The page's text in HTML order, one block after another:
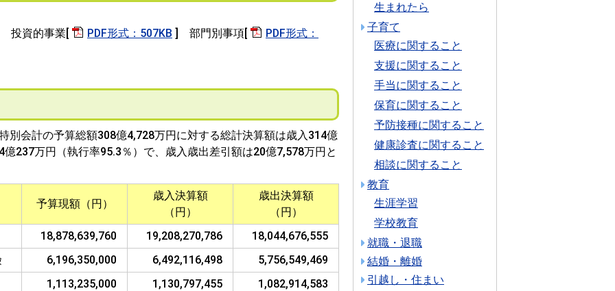
資的事業[ PDF形式：507KB ] 部門別事項[ PDF形式：
会計の予算総額308億4,728万円に対する総計決算額は歳入314億
237万円（執行率95.3％）で、歳入歳出差引額は20億7,578万円と
予算現額（円）
歳入決算額
（円）
歳出決算額
（円）
18,878,639,760
19,208,270,786
18,044,676,555
6,196,350,000 6,492,116,498
5,756,549,469
1,113,235,000
1,130,797,455
1,082,914,583
生まれたら
子育て
医療に関すること
支援に関すること
手当に関すること
保育に関すること
予防接種に関すること
健康診査に関すること
相談に関すること
教育
生涯学習
学校教育
就職・退職
結婚・離婚
引越し・住まい